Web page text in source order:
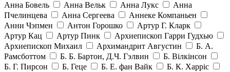
Анна Бовель
Анна Вельк Анна Лукс
Анна
Пчелинцева
Анна Сергеева
Аннеке Компаньен
Анни Чэпмен
Антон Горошко
Артур Г. Кларк
Артур Кац
Артур Пинк
Архиепископ Гарри Гудхью
Архиепископ Михаил
Архимандрит Августин
Б. А.
Рамсботтом
Б. Б. Бартон, Д.Ч. Гэлвин
Б. Вілкінсон
Б. Г. Пирсон
Б. Геце Б. Е. фан Вайк
Б. К. Харріс